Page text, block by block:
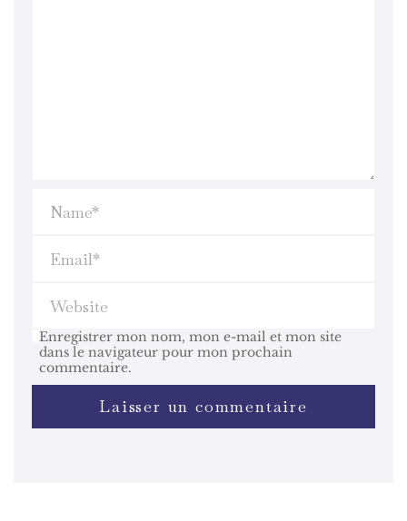
Enregistrer mon nom, mon e-mail et mon site
dans le navigateur pour mon prochain
commentaire.